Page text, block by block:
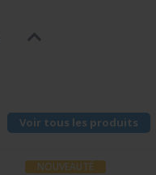
Voir tous les produits
NOUVEAUTÉ